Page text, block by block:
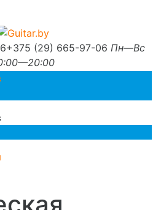
+375 (29) 665-97-06 Пн—Вс